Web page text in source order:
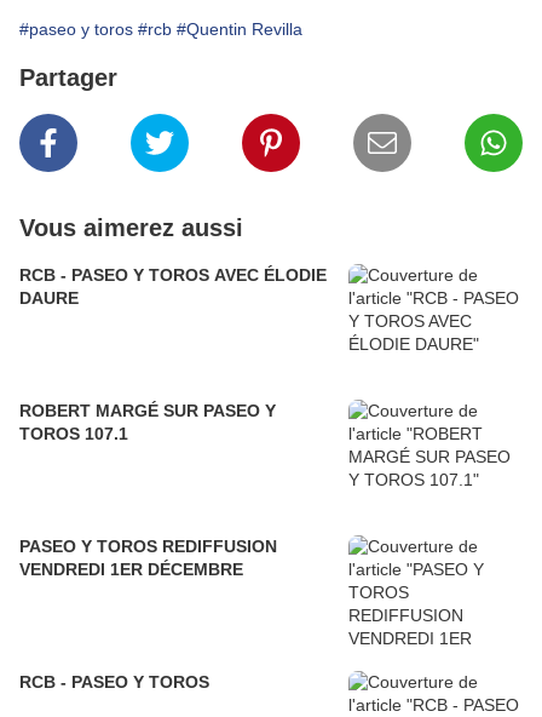
#paseo y toros #rcb #Quentin Revilla
Partager
Vous aimerez aussi
RCB - PASEO Y TOROS AVEC ÉLODIE
DAURE
ROBERT MARGÉ SUR PASEO Y
TOROS 107.1
PASEO Y TOROS REDIFFUSION
VENDREDI 1ER DÉCEMBRE
RCB - PASEO Y TOROS